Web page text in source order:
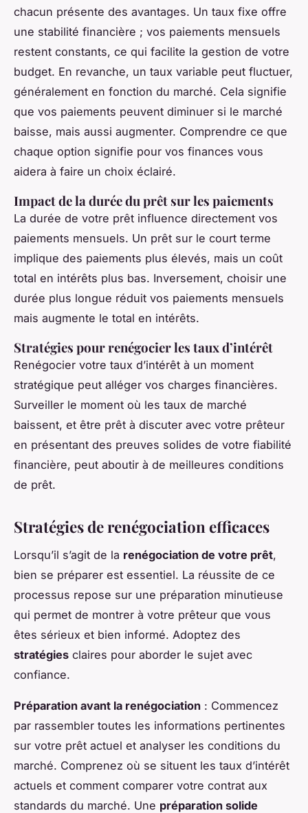
chacun présente des avantages. Un taux fixe offre
une stabilité financière ; vos paiements mensuels
restent constants, ce qui facilite la gestion de votre
budget. En revanche, un taux variable peut fluctuer,
généralement en fonction du marché. Cela signifie
que vos paiements peuvent diminuer si le marché
baisse, mais aussi augmenter. Comprendre ce que
chaque option signifie pour vos finances vous
aidera à faire un choix éclairé.
Impact de la durée du prêt sur les paiements
La durée de votre prêt influence directement vos
paiements mensuels. Un prêt sur le court terme
implique des paiements plus élevés, mais un coût
total en intérêts plus bas. Inversement, choisir une
durée plus longue réduit vos paiements mensuels
mais augmente le total en intérêts.
Stratégies pour renégocier les taux d’intérêt
Renégocier votre taux d’intérêt à un moment
stratégique peut alléger vos charges financières.
Surveiller le moment où les taux de marché
baissent, et être prêt à discuter avec votre prêteur
en présentant des preuves solides de votre fiabilité
financière, peut aboutir à de meilleures conditions
de prêt.
Stratégies de renégociation efficaces
Lorsqu’il s’agit de la renégociation de votre prêt,
bien se préparer est essentiel. La réussite de ce
processus repose sur une préparation minutieuse
qui permet de montrer à votre prêteur que vous
êtes sérieux et bien informé. Adoptez des
stratégies claires pour aborder le sujet avec
confiance.
Préparation avant la renégociation : Commencez
par rassembler toutes les informations pertinentes
sur votre prêt actuel et analyser les conditions du
marché. Comprenez où se situent les taux d’intérêt
actuels et comment comparer votre contrat aux
standards du marché. Une préparation solide